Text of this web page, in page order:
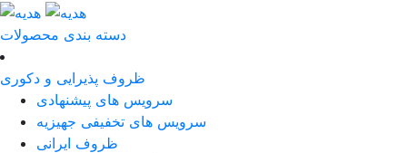
دسته بندی محصولات
ظروف پذیرایی و دکوری
سرویس های پیشنهادی
سرویس های تخفیفی جهیزیه
ظروف ایرانی